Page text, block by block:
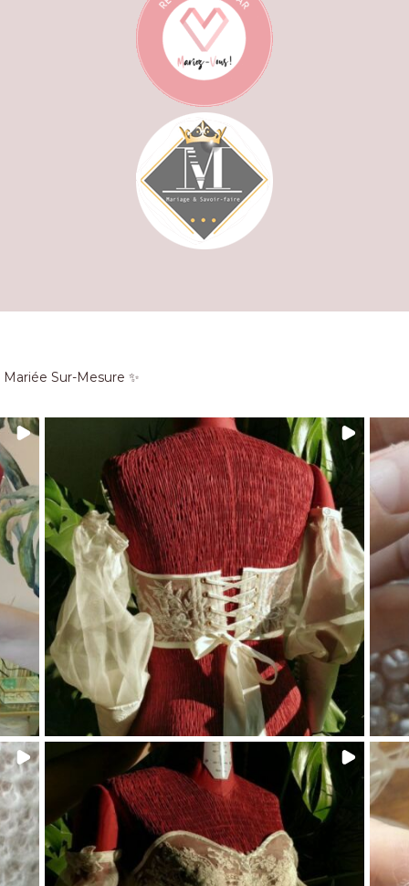
Sur-Mesure ✨